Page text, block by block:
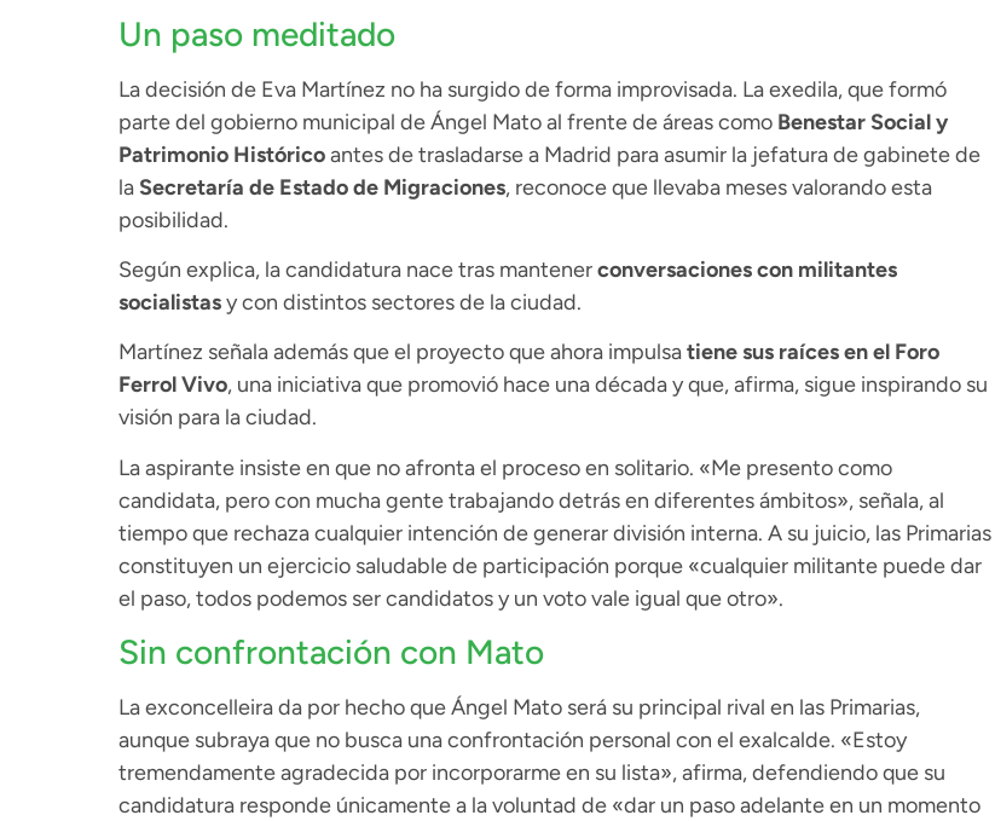
Un paso meditado
La decisión de Eva Martínez no ha surgido de forma improvisada. La exedila, que formó
parte del gobierno municipal de Ángel Mato al frente de áreas como Benestar Social y
Patrimonio Históricoantes de trasladarse a Madrid para asumir la jefatura de gabinete de
la Secretaría de Estado de Migraciones, reconoce que llevaba meses valorando esta
posibilidad.
Según explica, la candidatura nace tras mantenerconversaciones con militantes
socialistasy con distintos sectores de la ciudad.
Martínez señala además que el proyecto que ahora impulsatiene sus raíces en el Foro
Ferrol Vivo, una iniciativa que promovió hace una década y que, afirma, sigue inspirando su
visión para la ciudad.
La aspirante insiste en que no afronta el proceso en solitario. «Me presento como
candidata, pero con mucha gente trabajando detrás en diferentes ámbitos», señala, al
tiempo que rechaza cualquier intención de generar división interna. A su juicio, las Primarias
constituyen un ejercicio saludable de participación porque «cualquier militante puede dar
el paso, todos podemos ser candidatos y un voto vale igual que otro».
Sin confrontación con Mato
La exconcelleira da por hecho que Ángel Mato será su principal rival en las Primarias,
aunque subraya que no busca una confrontación personal con el exalcalde. «Estoy
tremendamente agradecida por incorporarme en su lista», afirma, defendiendo que su
candidatura responde únicamente a la voluntad de «dar un paso adelante en un momento